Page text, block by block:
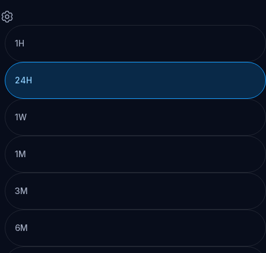
1H
24H
1W
1M
3M
6M